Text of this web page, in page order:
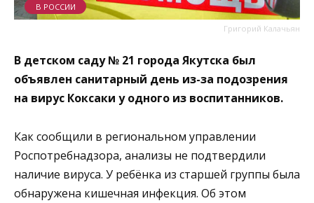
Григорий Калачьян
В РОССИИ
В детском саду № 21 города Якутска был
объявлен санитарный день из-за подозрения
на вирус Коксаки у одного из воспитанников.
Как сообщили в региональном управлении
Роспотребнадзора, анализы не подтвердили
наличие вируса. У ребёнка из старшей группы была
обнаружена кишечная инфекция. Об этом